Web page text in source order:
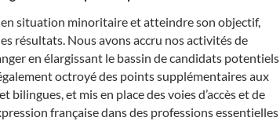
situation minoritaire et atteindre son objectif,
résultats. Nous avons accru nos activités de
en élargissant le bassin de candidats potentiels
octroyé des points supplémentaires aux
et mis en place des voies d’accès et de
française dans des professions essentielles